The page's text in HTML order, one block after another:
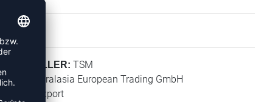
HERSTELLER: TSM
AET - Australasia European Trading GmbH
Import - Export